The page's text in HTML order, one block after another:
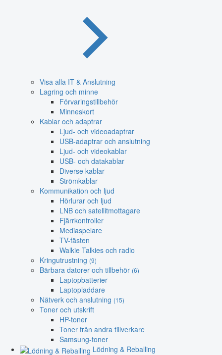
Visa alla IT & Anslutning
Lagring och minne
Förvaringstillbehör
Minneskort
Kablar och adaptrar
Ljud- och videoadaptrar
USB-adaptrar och anslutning
Ljud- och videokablar
USB- och datakablar
Diverse kablar
Strömkablar
Kommunikation och ljud
Hörlurar och ljud
LNB och satellitmottagare
Fjärrkontroller
Mediaspelare
TV-fästen
Walkie Talkies och radio
Kringutrustning (9)
Bärbara datorer och tillbehör (6)
Laptopbatterier
Laptopladdare
Nätverk och anslutning (15)
Toner och utskrift
HP-toner
Toner från andra tillverkare
Samsung-toner
Lödning & Reballing